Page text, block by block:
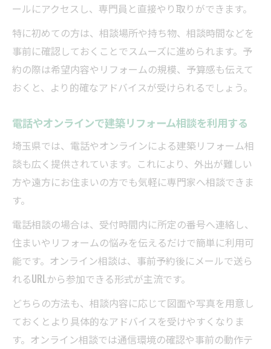
ールにアクセスし、専門員と直接やり取りができます。
特に初めての方は、相談場所や持ち物、相談時間などを
事前に確認しておくことでスムーズに進められます。予
約の際は希望内容やリフォームの規模、予算感も伝えて
おくと、より的確なアドバイスが受けられるでしょう。
電話やオンラインで建築リフォーム相談を利用する
埼玉県では、電話やオンラインによる建築リフォーム相
談も広く提供されています。これにより、外出が難しい
方や遠方にお住まいの方でも気軽に専門家へ相談できま
す。
電話相談の場合は、受付時間内に所定の番号へ連絡し、
住まいやリフォームの悩みを伝えるだけで簡単に利用可
能です。オンライン相談は、事前予約後にメールで送ら
れるURLから参加できる形式が主流です。
どちらの方法も、相談内容に応じて図面や写真を用意し
ておくとより具体的なアドバイスを受けやすくなりま
す。オンライン相談では通信環境の確認や事前の動作テ